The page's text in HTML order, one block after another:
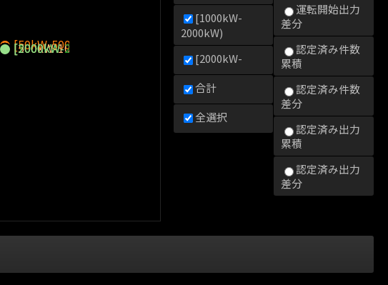
[50kW-500kW)
[500kW-1000kW)
[1000kW-2000kW)
[2000kW-
[1000kW-
2000kW)
[2000kW-
合計
全選択
運転開始出力
差分
認定済み件数
累積
認定済み件数
差分
認定済み出力
累積
認定済み出力
差分